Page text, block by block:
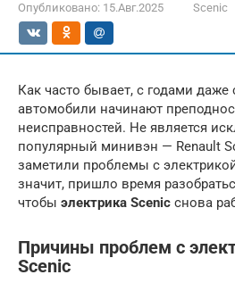
Опубликовано: 15.Авг.2025 Scenic
Как часто бывает, с годами
автомобили начинают
неисправностей. Не является
популярный минивэн — Renault
заметили проблемы с
значит, пришло время
чтобы электрика Scenic снова
Причины проблем с
Scenic